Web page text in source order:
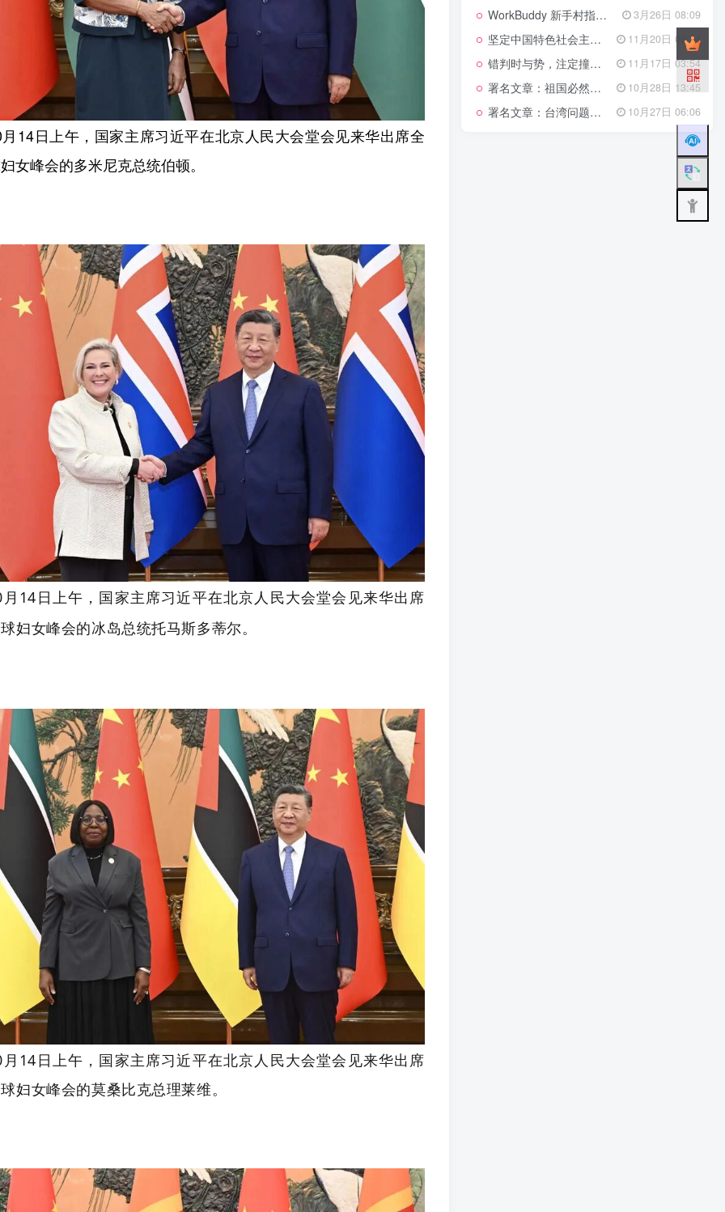
14日上午，国家主席习近平在北京人民大会堂会见来华出席全
女峰会的多米尼克总统伯顿。
14日上午 ，国家主席习近平在北京人民大会堂会见来华出席
妇女峰会的冰岛总统托马斯多蒂尔。
14日上午，国家主席习近平在北京人民大会堂会见来华出席
妇女峰会的莫桑比克总理莱维。
WorkBuddy 新手村指南：10 个核心技巧帮你解锁满级虾🦞！ 3月26日 08:09
坚定中国特色社会主义法治的政治定力 11月20日 06:24
错判时与势，注定撞南墙 11月17日 03:54
署名文章：祖国必然统一势不可挡 10月28日 13:45
署名文章：台湾问题的由来和性质 10月27日 06:06